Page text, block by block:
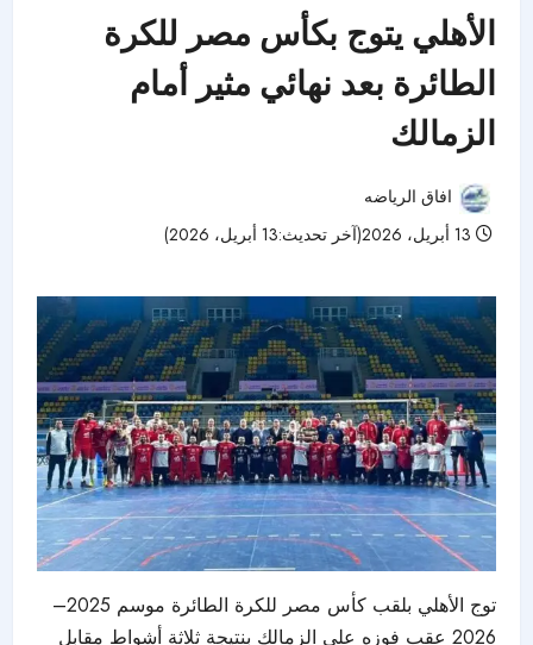
الأهلي يتوج بكأس مصر للكرة
الطائرة بعد نهائي مثير أمام
الزمالك
افاق الرياضه
توج الأهلي بلقب كأس مصر للكرة الطائرة موسم 2025–
2026 عقب فوزه على الزمالك بنتيجة ثلاثة أشواط مقابل